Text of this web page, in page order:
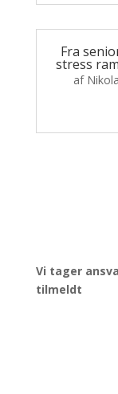
Fra
stress
af
Vi tager
tilmeldt